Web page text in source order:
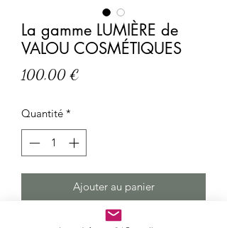
La gamme LUMIÈRE de
VALOU COSMÉTIQUES
100,00 €
Quantité *
Ajouter au panier